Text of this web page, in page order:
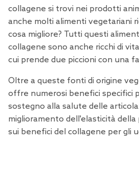
collagene si trovi nei prodotti
anche molti alimenti vegetariani
cosa migliore? Tutti questi
collagene sono anche ricchi di
cui prende due piccioni con una
Oltre a queste fonti di origine
offre numerosi benefici specifici
sostegno alla salute delle
miglioramento dell'elasticità della
sui benefici del collagene per gli